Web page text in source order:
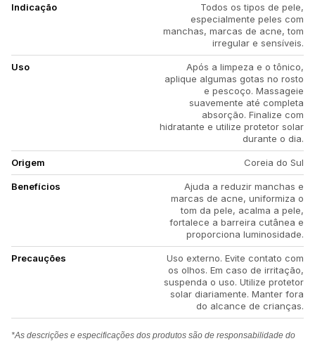
Indicação
Todos os tipos de pele,
especialmente peles com
manchas, marcas de acne, tom
irregular e sensíveis.
Uso
Após a limpeza e o tônico,
aplique algumas gotas no rosto
e pescoço. Massageie
suavemente até completa
absorção. Finalize com
hidratante e utilize protetor solar
durante o dia.
Origem Coreia do Sul
Benefícios
Ajuda a reduzir manchas e
marcas de acne, uniformiza o
tom da pele, acalma a pele,
fortalece a barreira cutânea e
proporciona luminosidade.
Precauções
Uso externo. Evite contato com
os olhos. Em caso de irritação,
suspenda o uso. Utilize protetor
solar diariamente. Manter fora
do alcance de crianças.
*As descrições e especificações dos produtos são de responsabilidade do